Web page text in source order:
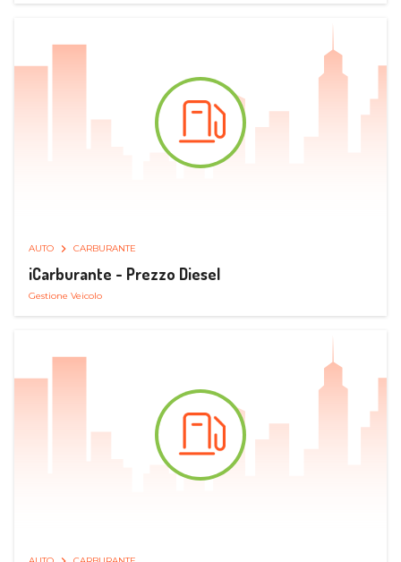
AUTO CARBURANTE
iCarburante - Prezzo Diesel
Gestione Veicolo